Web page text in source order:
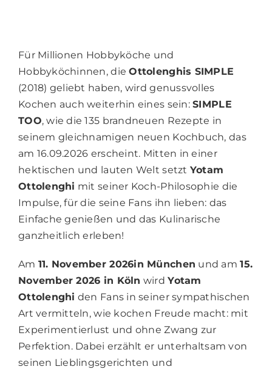
Für Millionen Hobbyköche und
Hobbyköchinnen, dieOttolenghis SIMPLE
(2018) geliebt haben, wird genussvolles
Kochen auch weiterhin eines sein:SIMPLE
TOO, wie die 135 brandneuen Rezepte in
seinem gleichnamigen neuen Kochbuch, das
am 16.09.2026 erscheint. Mitten in einer
hektischen und lauten Welt setzt Yotam
Ottolenghi mit seiner Koch-Philosophie die
Impulse, für die seine Fans ihn lieben: das
Einfache genießen und das Kulinarische
ganzheitlich erleben!
Am 11. November 2026in München und am15.
November 2026 in Köln wirdYotam
Ottolenghi den Fans in seiner sympathischen
Art vermitteln, wie kochen Freude macht: mit
Experimentierlust und ohne Zwang zur
Perfektion. Dabei erzählt er unterhaltsam von
seinen Lieblingsgerichten und